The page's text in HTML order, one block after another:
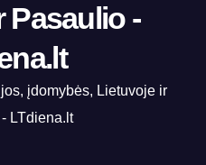
Pasaulio -
įdomybės, Lietuvoje ir
LTdiena.lt